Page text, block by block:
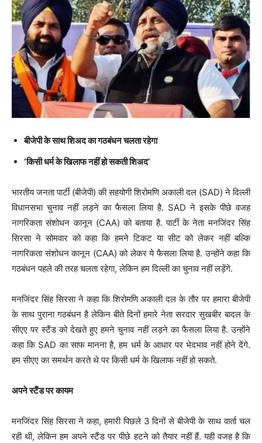
बीजेपी के साथ शिअद का गठबंधन चलता रहेगा
‘किसी धर्म के खिलाफ नहीं हो सकती शिअद’
भारतीय जनता पार्टी (बीजेपी) की सहयोगी शिरोमणि अकाली दल (SAD) ने दिल्ली
विधानसभा चुनाव नहीं लड़ने का फैसला लिया है. SAD ने इसके पीछे वजह
नागरिकता संशोधन कानून (CAA) को बताया है. पार्टी के नेता मनजिंदर सिंह
सिरसा ने सोमवार को कहा कि हमने टिकट या सीट को लेकर नहीं बल्कि
नागरिकता संशोधन कानून (CAA) को लेकर ये फैसला लिया है. उन्होंने कहा कि
गठबंधन पहले की तरह चलता रहेगा, लेकिन हम दिल्ली का चुनाव नहीं लड़ेंगे.
मनजिंदर सिंह सिरसा ने कहा कि शिरोमणि अकाली दल के तौर पर हमारा बीजेपी
के साथ पुराना गठबंधन है लेकिन बीते दिनों हमारे नेता सरदार सुखबीर बादल के
सीएए पर स्टैंड को देखते हुए हमने चुनाव नहीं लड़ने का फैसला लिया है. उन्होंने
कहा कि SAD का साफ मानना है, हम धर्म के आधार पर भेदभाव नहीं होने देंगे.
हम सीएए का समर्थन करते थे पर किसी धर्म के खिलाफ नहीं हो सकते.
अपने स्टैंड पर कायम
मनजिंदर सिंह सिरसा ने कहा, हमारी पिछले 3 दिनों से बीजेपी के साथ वार्ता चल
रही थी, लेकिन हम अपने स्टैंड पर पीछे हटने को तैयार नहीं हैं. यही वजह है कि